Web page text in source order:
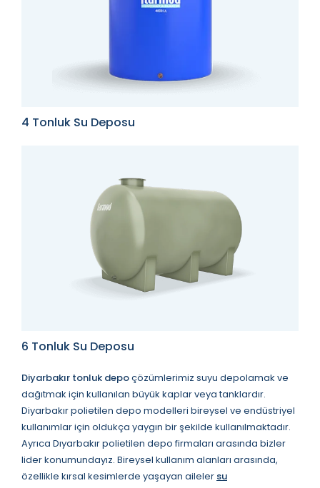
4 Tonluk Su Deposu
6 Tonluk Su Deposu
Diyarbakır tonluk depoçözümlerimiz suyu depolamak ve
dağıtmak için kullanılan büyük kaplar veya tanklardır.
Diyarbakır polietilen depo modelleri bireysel ve endüstriyel
kullanımlar için oldukça yaygın bir şekilde kullanılmaktadır.
Ayrıca Dıyarbakır polietilen depo firmaları arasında bizler
lider konumundayız. Bireysel kullanım alanları arasında,
özellikle kırsal kesimlerde yaşayan aileler su